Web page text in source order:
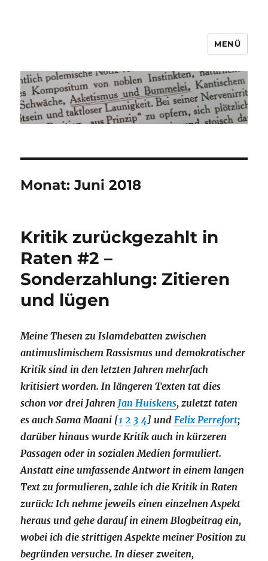
Asketismus und Bummelei
MENÜ
Monat:Juni 2018
Kritik zurückgezahlt in
Raten #2 –
Sonderzahlung: Zitieren
und lügen
Meine Thesen zu Islamdebatten zwischen
antimuslimischem Rassismus und demokratischer
Kritik sind in den letzten Jahren mehrfach
kritisiert worden. In längeren Texten tat dies
schon vor drei Jahren Jan Huiskens, zuletzt taten
es auch Sama Maani [1 2 3 4] undFelix Perrefort;
darüber hinaus wurde Kritik auch in kürzeren
Passagen oder in sozialen Medien formuliert.
Anstatt eine umfassende Antwort in einem langen
Text zu formulieren, zahle ich die Kritik in Raten
zurück: Ich nehme jeweils einen einzelnen Aspekt
heraus und gehe darauf in einem Blogbeitrag ein,
wobei ich die strittigen Aspekte meiner Position zu
begründen versuche. In dieser zweiten,